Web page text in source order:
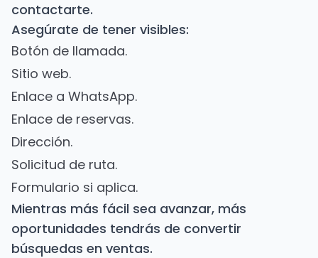
contactarte.
Asegúrate de tener visibles:
Botón de llamada.
Sitio web.
Enlace a WhatsApp.
Enlace de reservas.
Dirección.
Solicitud de ruta.
Formulario si aplica.
Mientras más fácil sea avanzar, más
oportunidades tendrás de convertir
búsquedas en ventas.